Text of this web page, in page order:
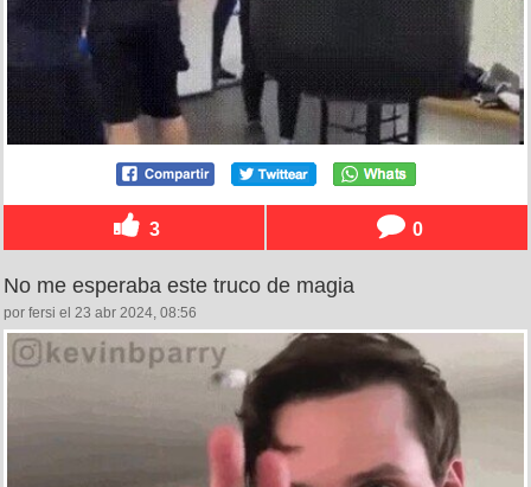
3 0
No me esperaba este truco de magia
por fersi el 23 abr 2024, 08:56